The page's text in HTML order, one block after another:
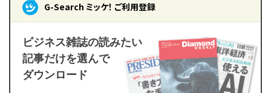
G-Search ミッケ！ ご利用登録
ビジネス雑誌の読みたい
記事だけを選んで
ダウンロード